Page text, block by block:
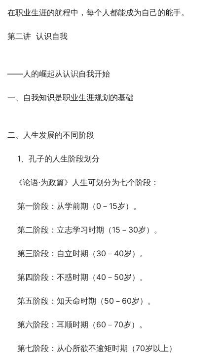
在职业生涯的航程中，每个人都能成为自己的舵手。
第二讲  认识自我
——人的崛起从认识自我开始
一、自我知识是职业生涯规划的基础
二、人生发展的不同阶段
1、孔子的人生阶段划分
《论语·为政篇》人生可划分为七个阶段：
第一阶段：从学前期（0－15岁）。
第二阶段：立志学习时期（15－30岁）。
第三阶段：自立时期（30－40岁）。
第四阶段：不惑时期（40－50岁）。
第五阶段：知天命时期（50－60岁）。
第六阶段：耳顺时期（60－70岁）。
第七阶段：从心所欲不逾矩时期（70岁以上）